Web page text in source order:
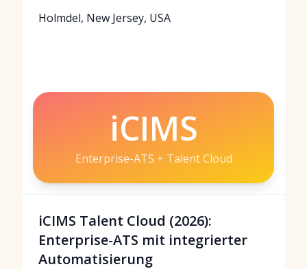
Holmdel, New Jersey, USA
iCIMS
Enterprise-ATS + Talent Cloud
iCIMS Talent Cloud (2026):
Enterprise-ATS mit integrierter
Automatisierung